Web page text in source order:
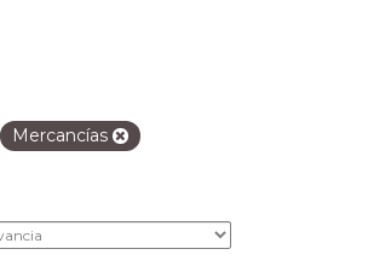
Mercancías